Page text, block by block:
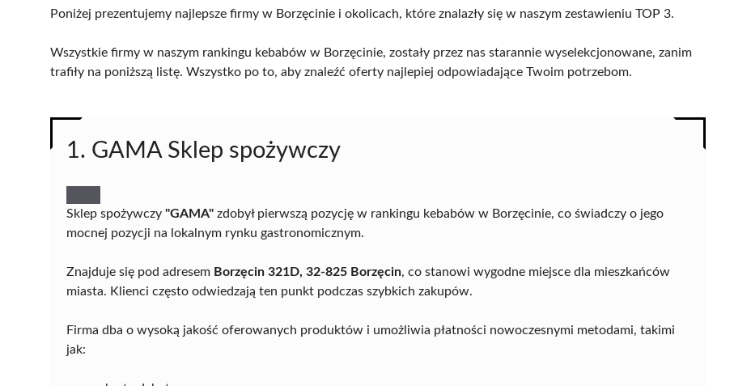
Poniżej prezentujemy najlepsze firmy w Borzęcinie i okolicach, które znalazły się w naszym zestawieniu TOP 3.
Wszystkie firmy w naszym rankingu kebabów w Borzęcinie, zostały przez nas starannie wyselekcjonowane, zanim
trafiły na poniższą listę. Wszystko po to, aby znaleźć oferty najlepiej odpowiadające Twoim potrzebom.
1. GAMA Sklep spożywczy
Sklep spożywczy "GAMA" zdobył pierwszą pozycję w rankingu kebabów w Borzęcinie, co świadczy o jego
mocnej pozycji na lokalnym rynku gastronomicznym.
Znajduje się pod adresem Borzęcin 321D, 32-825 Borzęcin, co stanowi wygodne miejsce dla mieszkańców
miasta. Klienci często odwiedzają ten punkt podczas szybkich zakupów.
Firma dba o wysoką jakość oferowanych produktów i umożliwia płatności nowoczesnymi metodami, takimi
jak: